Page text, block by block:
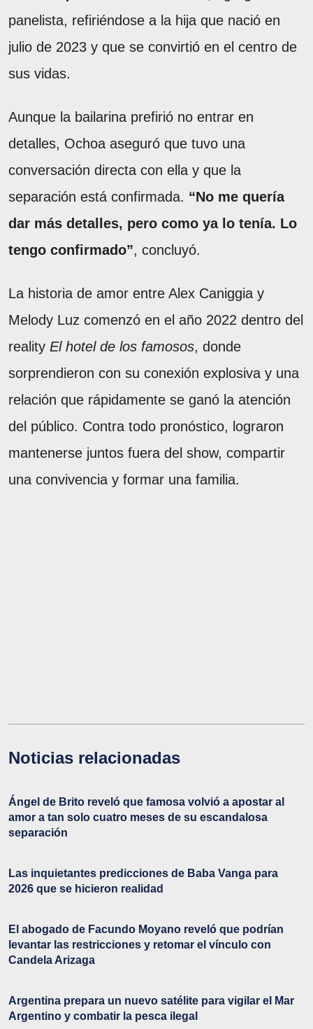
panelista, refiriéndose a la hija que nació en
julio de 2023 y que se convirtió en el centro de
sus vidas.
Aunque la bailarina prefirió no entrar en
detalles, Ochoa aseguró que tuvo una
conversación directa con ella y que la
separación está confirmada. “No me quería
dar más detalles, pero como ya lo tenía. Lo
tengo confirmado”, concluyó.
La historia de amor entre Alex Caniggia y
Melody Luz comenzó en el año 2022 dentro del
reality El hotel de los famosos, donde
sorprendieron con su conexión explosiva y una
relación que rápidamente se ganó la atención
del público. Contra todo pronóstico, lograron
mantenerse juntos fuera del show, compartir
una convivencia y formar una familia.
Noticias relacionadas
Ángel de Brito reveló que famosa volvió a apostar al
amor a tan solo cuatro meses de su escandalosa
separación
Las inquietantes predicciones de Baba Vanga para
2026 que se hicieron realidad
El abogado de Facundo Moyano reveló que podrían
levantar las restricciones y retomar el vínculo con
Candela Arizaga
Argentina prepara un nuevo satélite para vigilar el Mar
Argentino y combatir la pesca ilegal